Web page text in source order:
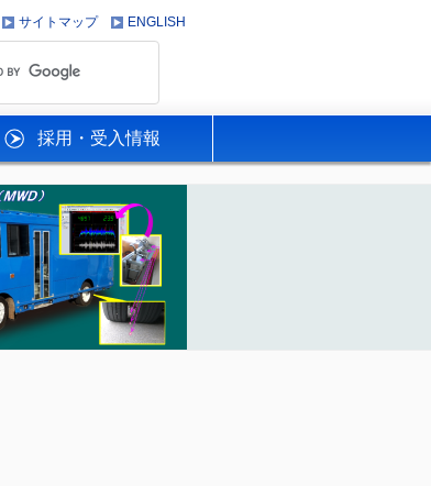
サイトマップ ENGLISH
採用・受入情報